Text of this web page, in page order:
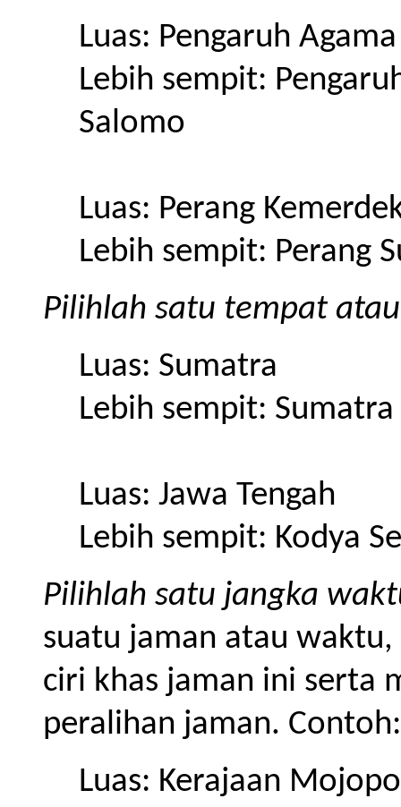
Luas: Pengaruh
Lebih sempit:
Salomo
Luas: Perang
Lebih sempit: Perang
Pilihlah satu tempat
Luas: Sumatra
Lebih sempit:
Luas: Jawa Tengah
Lebih sempit: Kodya
Pilihlah satu jangka
suatu jaman atau
ciri khas jaman ini serta
peralihan jaman. Contoh:
Luas: Kerajaan